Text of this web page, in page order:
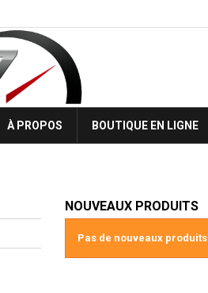
À PROPOS BOUTIQUE EN LIGNE
NOUVEAUX PRODUITS
Pas de nouveaux produits